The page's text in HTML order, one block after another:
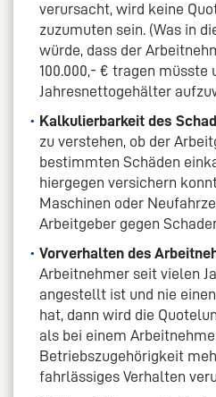
verursacht, wird keine
zuzumuten sein. (Was in
würde, dass der
100.000,- € tragen
Jahresnettogehälter
Kalkulierbarkeit des
zu verstehen, ob der
bestimmten Schäden
hiergegen versichern
Maschinen oder
Arbeitgeber gegen
Vorverhalten des
Arbeitnehmer seit vielen
angestellt ist und nie
hat, dann wird die
als bei einem
Betriebszugehörigkeit
fahrlässiges Verhalten